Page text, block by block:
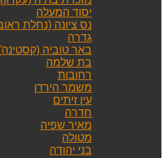
יסוד המעלה
נס ציונה (נחלת
גדרה
באר טוביה
בת שלמה
רחובות
משמר הירדן
עין זיתים
חדרה
מאיר שפיה
מטולה
בני יהודה